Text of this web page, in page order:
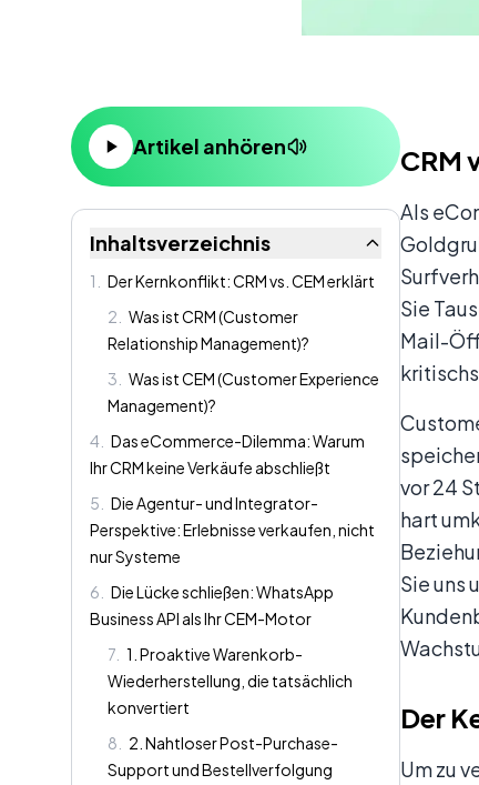
Artikel anhören
Inhaltsverzeichnis
1
Der Kernkonflikt: CRM vs. CEM erklärt
2
Was ist CRM (Customer
Relationship Management)?
3
Was ist CEM (Customer Experience
Management)?
4
Das eCommerce-Dilemma: Warum
Ihr CRM keine Verkäufe abschließt
5
Die Agentur- und Integrator-
Perspektive: Erlebnisse verkaufen, nicht
nur Systeme
6
Die Lücke schließen: WhatsApp
Business API als Ihr CEM-Motor
7 1. Proaktive Warenkorb-
Wiederherstellung, die tatsächlich
konvertiert
8
2. Nahtloser Post-Purchase-
Support und Bestellverfolgung
CRM
Als
Sie
Mail-
vor 24
hart
Sie uns
Der
Um zu